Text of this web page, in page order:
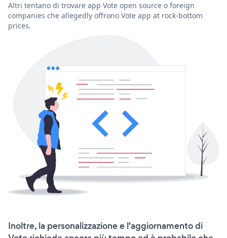
Altri tentano di trovare app Vote open source o foreign
companies che allegedly offrono Vote app at rock-bottom
prices.
Inoltre, la personalizzazione e l'aggiornamento di